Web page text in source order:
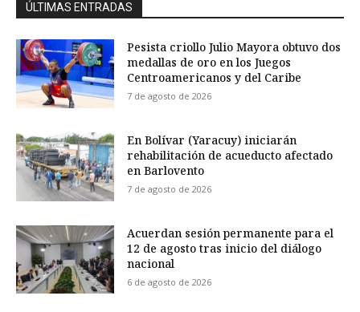
ÚLTIMAS ENTRADAS
Pesista criollo Julio Mayora obtuvo dos
medallas de oro en los Juegos
Centroamericanos y del Caribe
7 de agosto de 2026
En Bolívar (Yaracuy) iniciarán
rehabilitación de acueducto afectado
en Barlovento
7 de agosto de 2026
Acuerdan sesión permanente para el
12 de agosto tras inicio del diálogo
nacional
6 de agosto de 2026